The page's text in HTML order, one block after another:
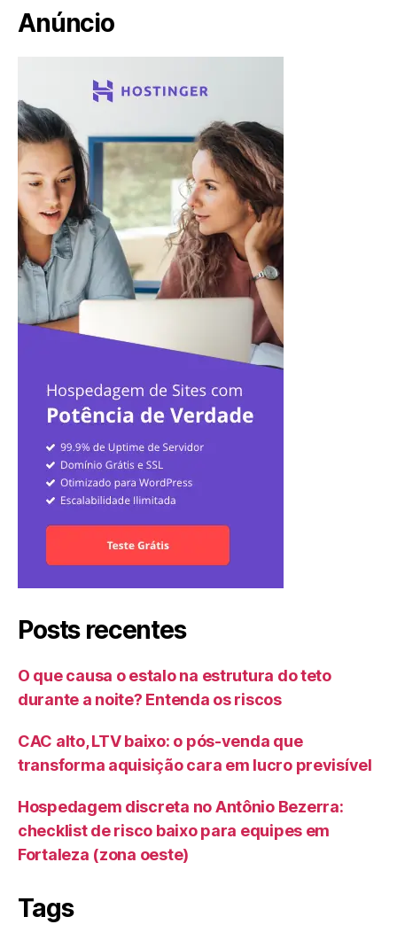
Anúncio
Posts recentes
O que causa o estalo na estrutura do teto
durante a noite? Entenda os riscos
CAC alto, LTV baixo: o pós-venda que
transforma aquisição cara em lucro previsível
Hospedagem discreta no Antônio Bezerra:
checklist de risco baixo para equipes em
Fortaleza (zona oeste)
Tags